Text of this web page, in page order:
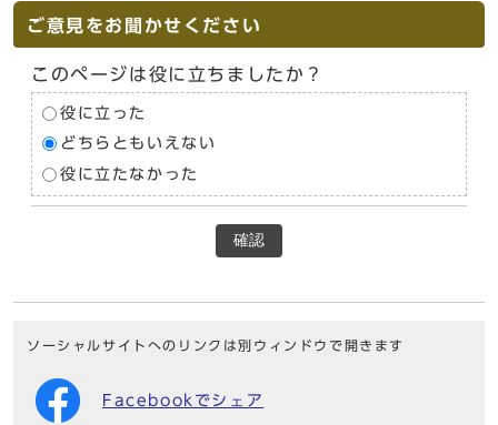
ご意見をお聞かせください
このページは役に立ちましたか？
役に立った
どちらともいえない
役に立たなかった
確認
ソーシャルサイトへのリンクは別ウィンドウで開きます
Facebookでシェア